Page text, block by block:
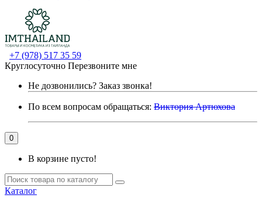
+7 (978) 517 35 59
Круглосуточно Перезвоните мне
Не дозвонились? Заказ звонка!
По всем вопросам обращаться: Виктория Артюхова
0
В корзине пусто!
Каталог